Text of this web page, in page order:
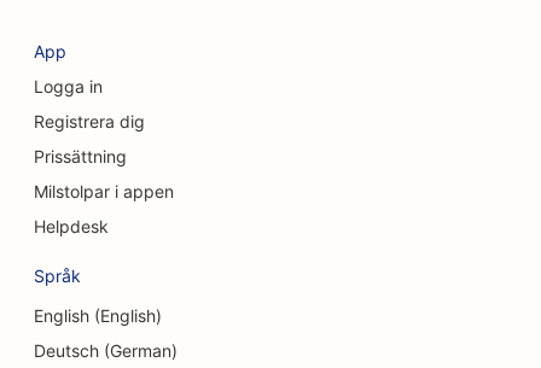
SEO för konsultföretag
SEO för delikatessbutiker
SEO för skuldrådgivningstjänster
SEO för dansstudios
SEO för Dermabrasionstjänster
App
Logga in
Registrera dig
Prissättning
Milstolpar i appen
Helpdesk
Språk
English (English)
Deutsch (German)